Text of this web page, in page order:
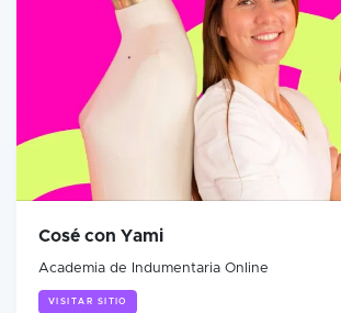
Cosé con Yami
Academia de Indumentaria Online
VISITAR SITIO